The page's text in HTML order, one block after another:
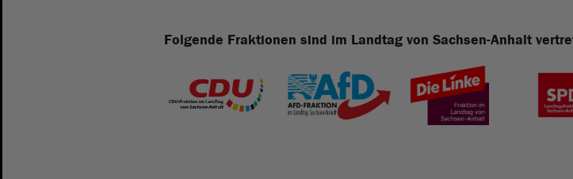
Folgende Fraktionen sind im Landtag von Sachsen-Anhalt